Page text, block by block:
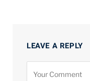
LEAVE A REPLY